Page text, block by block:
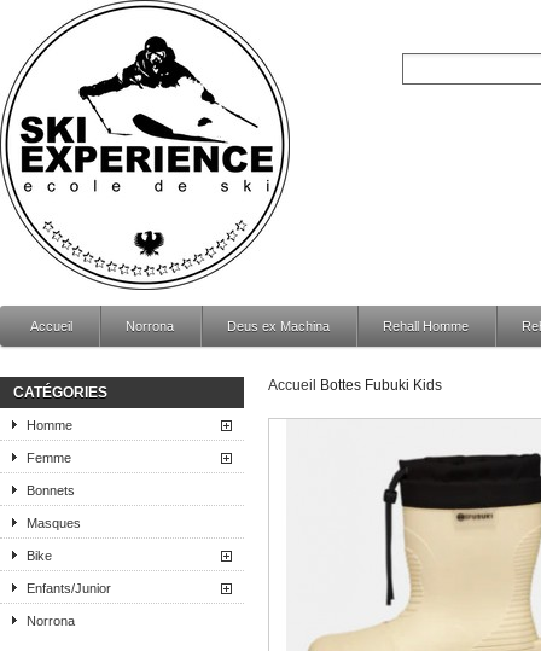
Accueil Norrona Deus ex Machina Rehall Homme
CATÉGORIES
Homme
Femme
Bonnets
Masques
Bike
Enfants/Junior
Norrona
Accueil Bottes Fubuki Kids